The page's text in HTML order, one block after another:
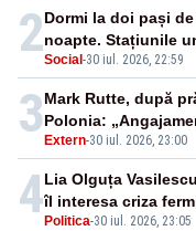
2Social -30 iul. 2026, 22:59
Dormi la doi pași
noapte. Stațiunile
3 Extern-30 iul. 2026, 23:00
Mark Rutte, după
Polonia:
4 Politica-30 iul. 2026, 23:05
Lia Olguța
îl interesa criza